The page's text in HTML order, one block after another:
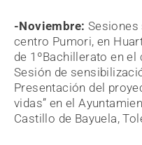
-Noviembre: Sesiones
centro Pumori, en
de 1ºBachillerato en
Sesión de
Presentación del
vidas” en el
Castillo de Bayuela,